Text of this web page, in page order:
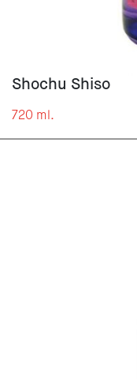
Shochu Shiso
720 ml.